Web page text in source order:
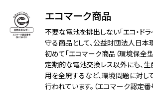
耐磁性能 １種耐磁
デザイン特徴 夜光(針)
充電残量表示機能
充電警告機能
エコマーク商品
不要な電池を排出しない「エコ・ドラ
守る商品として、公益財団法人日
初めて「エコマーク商品（環境保全型
定期的な電池交換レス以外にも、
用を全廃するなど、環境問題に対
行われています。（エコマーク認定番